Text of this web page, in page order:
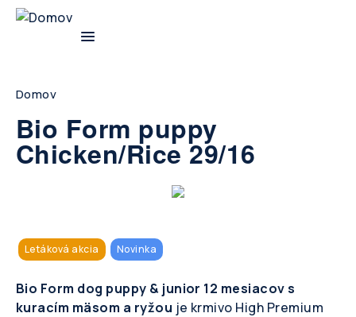
Skip
Breadcrumb
Domov
Bio Form puppy
Chicken/Rice 29/16
Letáková akcia Novinka
Bio Form dog puppy & junior 12 mesiacov s
kuracím mäsom a ryžou je krmivo High Premium